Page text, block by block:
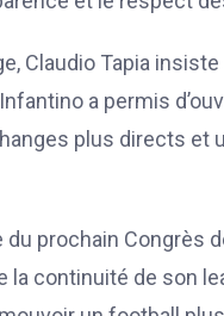
Claudio Tapia
a permis
plus directs et
du prochain Congrès
la continuité de son